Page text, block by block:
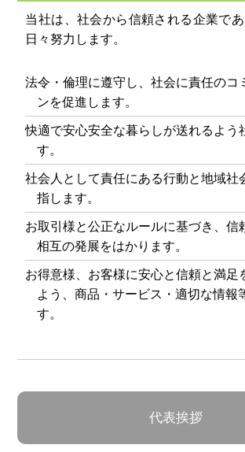
当社は、社会から信頼される企業で
日々努力します。
法令・倫理に遵守し、社会に責任のコ
ンを促進します。
快適で安心安全な暮らしが送れるよう
す。
社会人として責任にある行動と地域社
指します。
お取引様と公正なルールに基づき、信
相互の発展をはかります。
お得意様、お客様に安心と信頼と満足
よう、商品・サービス・適切な情報
す。
代表挨拶